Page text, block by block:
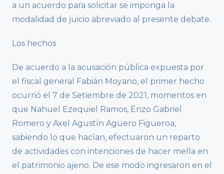
a un acuerdo para solicitar se imponga la
modalidad de juicio abreviado al presente debate.
Los hechos
De acuerdo a la acusación pública expuesta por
el fiscal general Fabián Moyano, el primer hecho
ocurrió el 7 de Setiembre de 2021, momentos en
que Nahuel Ezequiel Ramos, Enzo Gabriel
Romero y Axel Agustín Agüero Figueroa,
sabiendo lo que hacían, efectuaron un reparto
de actividades con intenciones de hacer mella en
el patrimonio ajeno. De ese modo ingresaron en el